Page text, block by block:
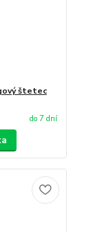
štetec
do 7 dní